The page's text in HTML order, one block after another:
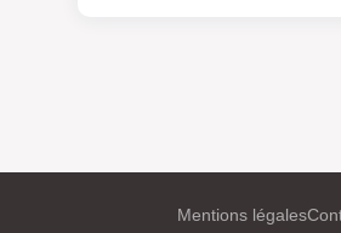
Mentions légales